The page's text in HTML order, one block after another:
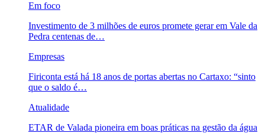
Em foco
Investimento de 3 milhões de euros promete gerar em Vale da
Pedra centenas de…
Empresas
Firiconta está há 18 anos de portas abertas no Cartaxo: “sinto
que o saldo é…
Atualidade
ETAR de Valada pioneira em boas práticas na gestão da água